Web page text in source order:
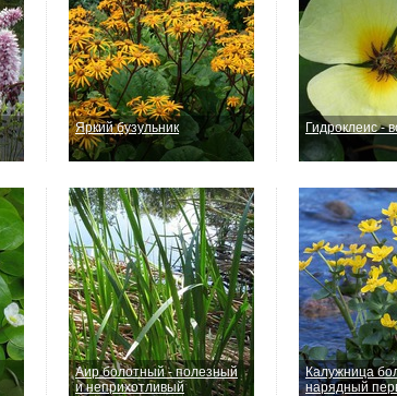
Яркий бузульник Гидроклеис -
Аир болотный - полезный
и неприхотливый
Калужница
нарядный